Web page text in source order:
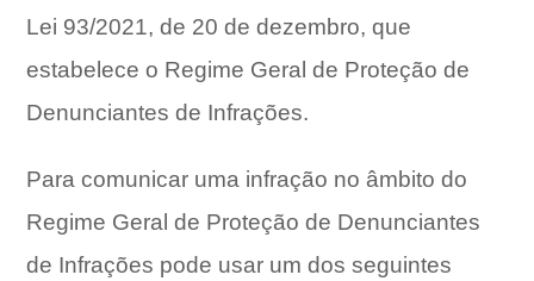
Lei 93/2021, de 20 de dezembro, que
estabelece o Regime Geral de Proteção de
Denunciantes de Infrações.
Para comunicar uma infração no âmbito do
Regime Geral de Proteção de Denunciantes
de Infrações pode usar um dos seguintes